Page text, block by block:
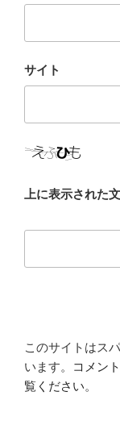
サイト
上に表示された
このサイトはス
います。
コメン
覧ください。